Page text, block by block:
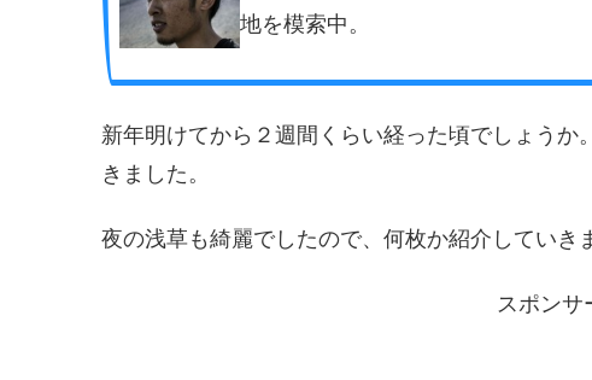
地を模索中。
新年明けてから２週間くらい経った頃でしょう
きました。
夜の浅草も綺麗でしたので、何枚か紹介していき
スポンサ